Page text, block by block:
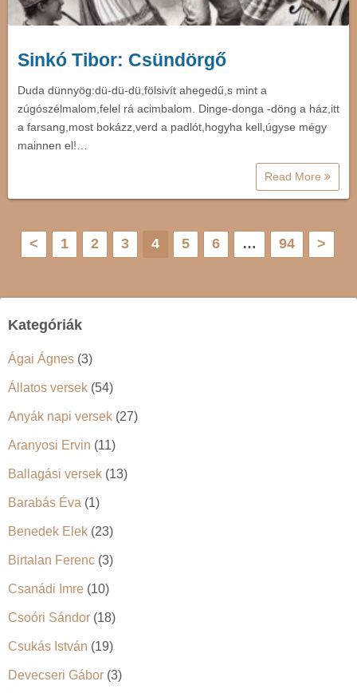
Sinkó Tibor: Csündörgő
Duda dünnyög:dü-dü-dü,fölsivít ahegedű,s mint a
zúgószélmalom,felel rá acimbalom. Dinge-donga -döng a ház,itt
a farsang,most bokázz,verd a padlót,hogyha kell,úgyse mégy
mainnen el!…
Read More
g
é
s
e
k
l
a
p
o
< 1 2 3 4 5 6 … 94 >
Kategóriák
Ágai Ágnes (3)
Állatos versek (54)
Anyák napi versek (27)
Aranyosi Ervin (11)
Ballagási versek (13)
Barabás Éva (1)
Benedek Elek (23)
Birtalan Ferenc (3)
Csanádi Imre (10)
Csoóri Sándor (18)
Csukás István (19)
Devecseri Gábor (3)